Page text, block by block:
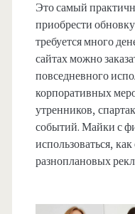
Это самый
приобрести
требуется много
сайтах можно
повседневного
корпоративных
утренников,
событий. Майки с
использоваться,
разноплановых